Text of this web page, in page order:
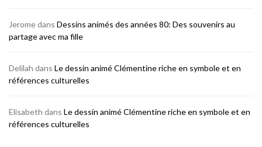
Jeromedans Dessins animés des années 80: Des souvenirs au
partage avec ma fille
Delilah dans Le dessin animé Clémentine riche en symbole et en
références culturelles
Elisabeth dans Le dessin animé Clémentine riche en symbole et en
références culturelles